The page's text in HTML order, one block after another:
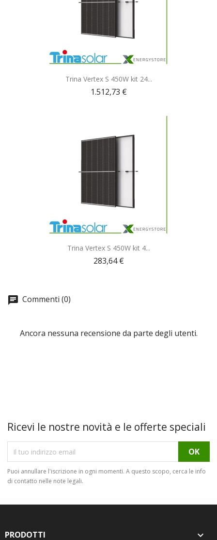
Anteprima
Trina Vertex S 450W kit 24...
1.512,73 €
Anteprima
Trina Vertex S 450W kit 4...
283,64 €
Commenti (0)
Ancora nessuna recensione da parte degli utenti.
Ricevi le nostre novità e le offerte speciali
Puoi annullare l'iscrizione in ogni momenti. A questo scopo, cerca le info
di contatto nelle note legali.
PRODOTTI 